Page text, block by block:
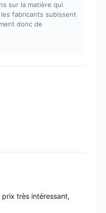
sur la matière qui
fabricants subissent
donc de
prix très intéressant,